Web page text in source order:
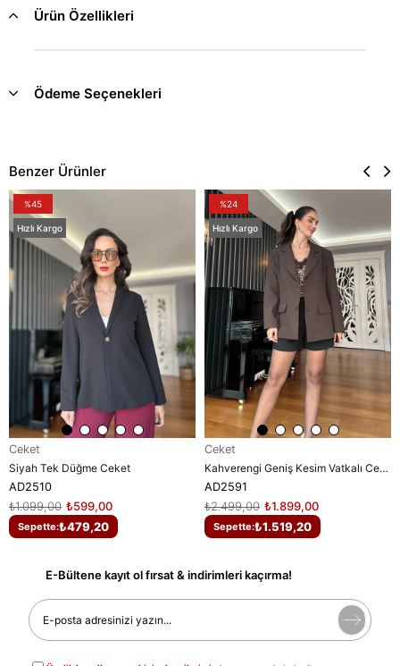
Ürün Özellikleri
Ödeme Seçenekleri
Benzer Ürünler
Ceket
Siyah Tek Düğme Ceket
AD2510
₺599,00
₺1.099,00
Sepette:₺479,20
%45
Hızlı Kargo
Ceket
Kahverengi Geniş Kesim Vatkalı Ceket
AD2591
₺1.899,00
₺2.499,00
Sepette:₺1.519,20
%24
Hızlı Kargo
E-Bültene kayıt ol fırsat & indirimleri kaçırma!